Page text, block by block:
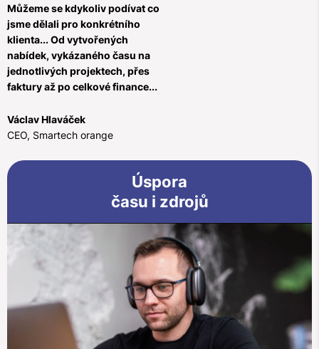
Můžeme se kdykoliv podívat co
jsme dělali pro konkrétního
klienta... Od vytvořených
nabídek, vykázaného času na
jednotlivých projektech, přes
faktury až po celkové finance...
Václav Hlaváček
CEO, Smartech orange
Úspora
času i zdrojů